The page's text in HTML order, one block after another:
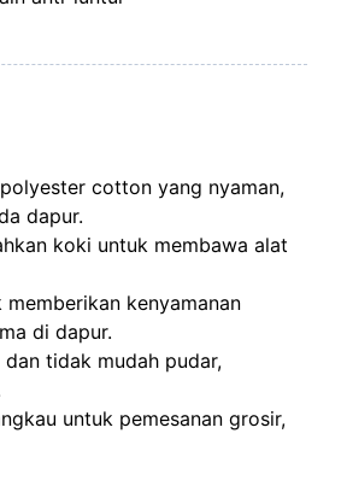
cotton yang nyaman,
dapur.
koki untuk membawa alat
kenyamanan
di dapur.
tidak mudah pudar,
untuk pemesanan grosir,